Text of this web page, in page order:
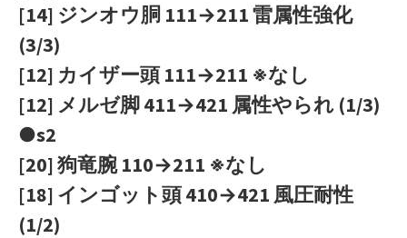
[14] ジンオウ胴 111→211 雷属性強化
(3/3)
[12] カイザー頭 111→211 ※なし
[12] メルゼ脚 411→421 属性やられ (1/3)
●s2
[20] 狗竜腕 110→211 ※なし
[18] インゴット頭 410→421 風圧耐性
(1/2)